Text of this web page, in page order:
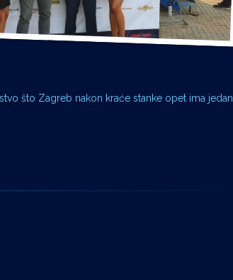
što Zagreb nakon kraće stanke opet ima jedan